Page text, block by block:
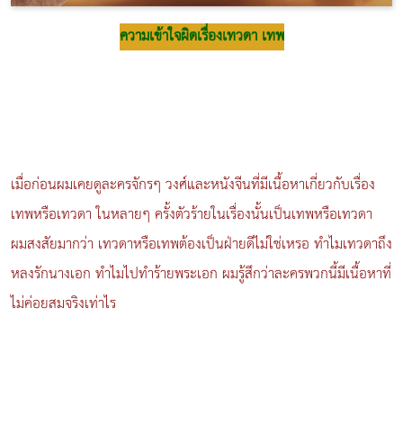
ความเข้าใจผิดเรื่องเทวดา เทพ
เมื่อก่อนผมเคยดูละครจักรๆ วงศ์และหนังจีนที่มีเนื้อหาเกี่ยวกับเรื่อง
เทพหรือเทวดา ในหลายๆ ครั้งตัวร้ายในเรื่องนั้นเป็นเทพหรือเทวดา
ผมสงสัยมากว่า เทวดาหรือเทพต้องเป็นฝ่ายดีไม่ใช่เหรอ ทำไมเทวดาถึง
หลงรักนางเอก ทำไมไปทำร้ายพระเอก ผมรู้สึกว่าละครพวกนี้มีเนื้อหาที่
ไม่ค่อยสมจริงเท่าไร